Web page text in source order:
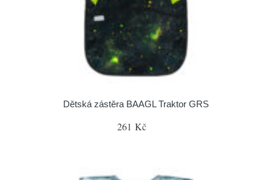
Dětská zástěra BAAGL Traktor GRS
261 Kč